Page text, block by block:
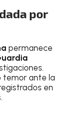
por
permanece
temor ante la
en